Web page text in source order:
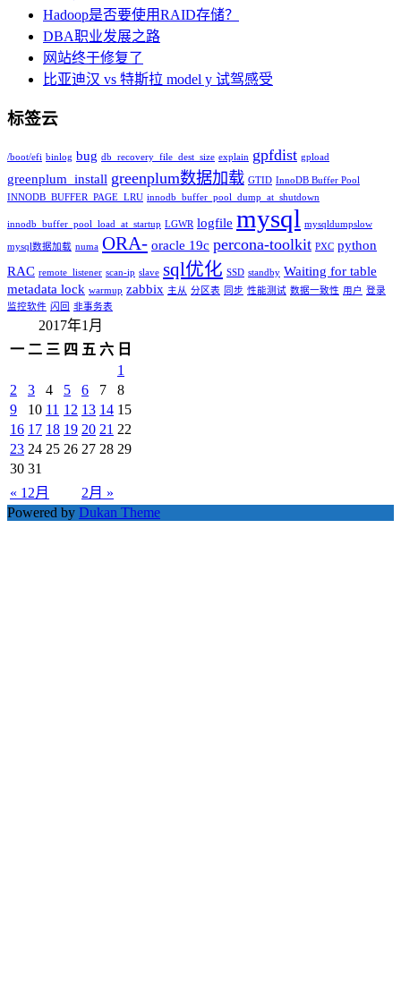
Hadoop是否要使用RAID存储？
DBA职业发展之路
网站终于修复了
比亚迪汉 vs 特斯拉 model y 试驾感受
标签云
/boot/efi binlog bug db_recovery_file_dest_size explain gpfdist gpload
greenplum_install greenplum数据加载 GTID InnoDB Buffer Pool
INNODB_BUFFER_PAGE_LRU innodb_buffer_pool_dump_at_shutdown
innodb_buffer_pool_load_at_startup LGWR logfile mysql mysqldumpslow
mysql数据加载 numa ORA- oracle 19c percona-toolkit PXC python
RAC remote_listener scan-ip slave sql优化 SSD standby Waiting for table
metadata lock warmup zabbix 主从 分区表 同步 性能测试 数据一致性 用户 登录
监控软件 闪回 非事务表
2017年1月
一 二 三 四 五 六 日
« 12月 2月 »
1
2
3 4 5 6 7
8
9
10 11 12 13 14 15
16 17 18 19 20 21 22
23 24 25 26 27 28 29
30 31
Powered by Dukan Theme